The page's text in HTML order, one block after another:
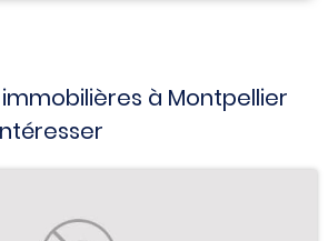
à Montpellier